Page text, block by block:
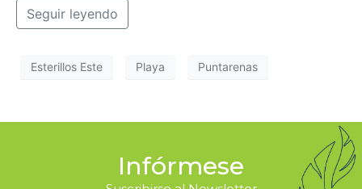
Seguir leyendo
Esterillos Este Playa Puntarenas
Infórmese